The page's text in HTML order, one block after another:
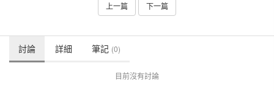
上一篇 下一篇
討論 詳細 筆記 (0)
目前沒有討論